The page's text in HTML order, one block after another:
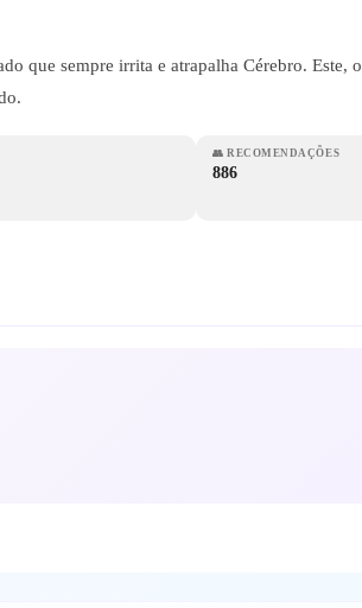
que sempre irrita e atrapalha Cérebro. Este,
👥 RECOMENDAÇÕES
886